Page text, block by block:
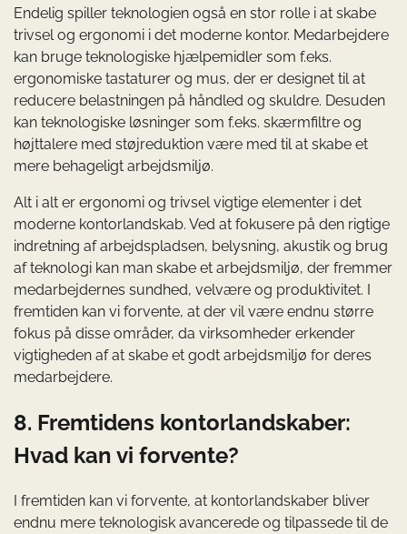
Endelig spiller teknologien også en stor rolle i at skabe
trivsel og ergonomi i det moderne kontor. Medarbejdere
kan bruge teknologiske hjælpemidler som f.eks.
ergonomiske tastaturer og mus, der er designet til at
reducere belastningen på håndled og skuldre. Desuden
kan teknologiske løsninger som f.eks. skærmfiltre og
højttalere med støjreduktion være med til at skabe et
mere behageligt arbejdsmiljø.
Alt i alt er ergonomi og trivsel vigtige elementer i det
moderne kontorlandskab. Ved at fokusere på den rigtige
indretning af arbejdspladsen, belysning, akustik og brug
af teknologi kan man skabe et arbejdsmiljø, der fremmer
medarbejdernes sundhed, velvære og produktivitet. I
fremtiden kan vi forvente, at der vil være endnu større
fokus på disse områder, da virksomheder erkender
vigtigheden af at skabe et godt arbejdsmiljø for deres
medarbejdere.
8. Fremtidens kontorlandskaber:
Hvad kan vi forvente?
I fremtiden kan vi forvente, at kontorlandskaber bliver
endnu mere teknologisk avancerede og tilpassede til de